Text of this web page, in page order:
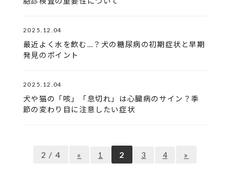
2025.12.04
最近よく水を飲む…？犬の糖尿病の初期症状と早期
発見のポイント
2025.12.04
犬や猫の「咳」「息切れ」は心臓病のサイン？季
節の変わり目に注意したい症状
2 / 4 « 1 2 3 4 »